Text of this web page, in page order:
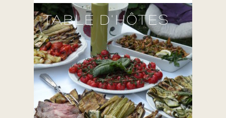
TABLE D'HÔTES